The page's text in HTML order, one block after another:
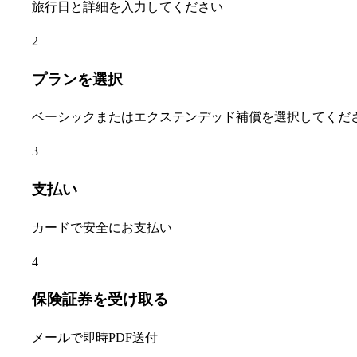
旅行日と詳細を入力してください
2
プランを選択
ベーシックまたはエクステンデッド補償を選択してくだ
3
支払い
カードで安全にお支払い
4
保険証券を受け取る
メールで即時PDF送付